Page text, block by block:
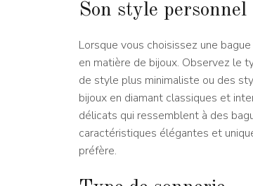
Son style personnel
Lorsque vous choisissez une
en matière de bijoux. Observez le
de style plus minimaliste ou des
bijoux en diamant classiques et
délicats qui ressemblent à des
caractéristiques élégantes et
préfère.